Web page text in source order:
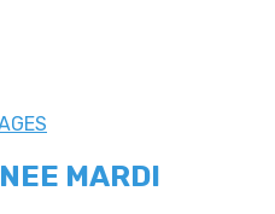
MARDI